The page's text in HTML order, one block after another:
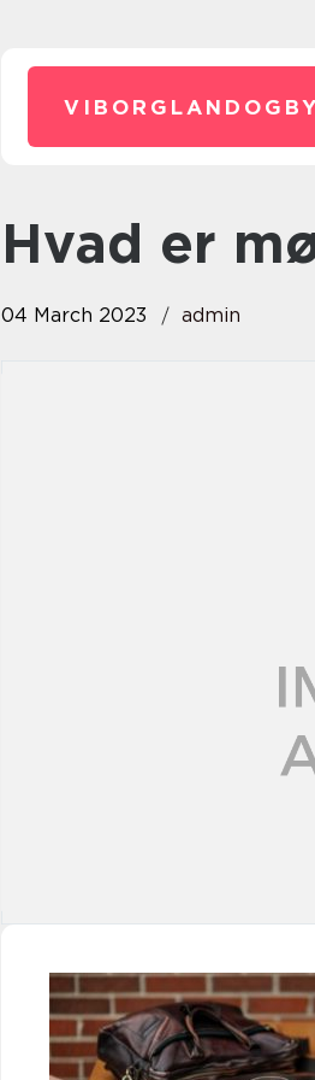
hvad er
04 March 2023 admin